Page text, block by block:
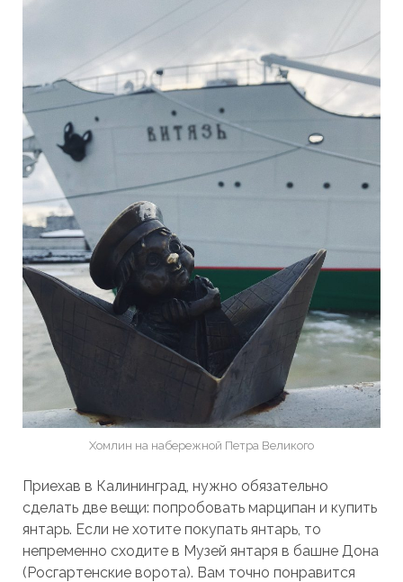
Хомлин на набережной Петра Великого
Приехав в Калининград, нужно обязательно
сделать две вещи: попробовать марципан и купить
янтарь. Если не хотите покупать янтарь, то
непременно сходите в Музей янтаря в башне Дона
(Росгартенские ворота). Вам точно понравится